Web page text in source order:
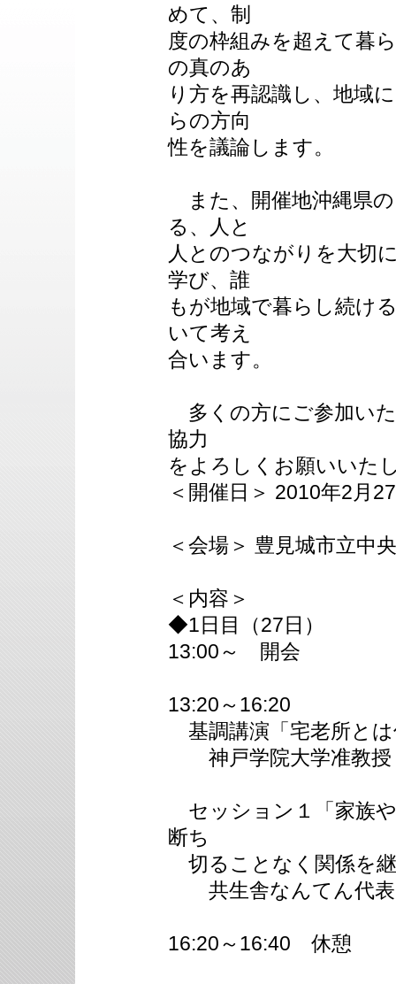
めて、制
度の枠組みを超えて暮
の真のあ
り方を再認識し、地域
らの方向
性を議論します。
また、開催地沖縄県
る、人と
人とのつながりを大切
学び、誰
もが地域で暮らし続け
いて考え
合います。
多くの方にご参加い
協力
をよろしくお願いいた
＜開催日＞ 2010年2月
＜会場＞ 豊見城市立中
＜内容＞
◆1日目（27日）
13:00～ 開会
13:20～16:20
基調講演「宅老所と
神戸学院大学准教授
セッション１「家族
断ち
切ることなく関係を
共生舎なんてん代表
16:20～16:40 休憩